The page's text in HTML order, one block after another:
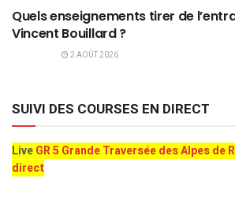
Quels enseignements tirer de
Vincent Bouillard ?
2 AOÛT 2026
SUIVI DES COURSES EN DIRECT
LiveGR 5 Grande Traversée des Alpes de
direct